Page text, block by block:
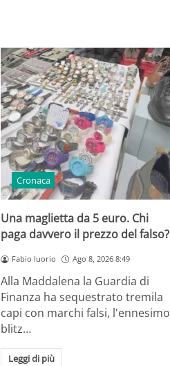
Cronaca
Una maglietta da 5 euro. Chi
paga davvero il prezzo del falso?
Fabio Iuorio Ago 8, 2026 8:49
Alla Maddalena la Guardia di
Finanza ha sequestrato tremila
capi con marchi falsi, l'ennesimo
blitz…
Leggi di più